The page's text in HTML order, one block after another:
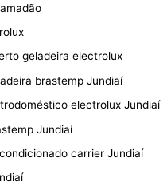
geladeira electrolux
brastemp Jundiaí
electrolux Jundiaí
Jundiaí
carrier Jundiaí